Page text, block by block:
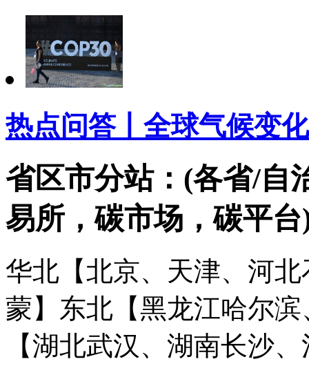
热点问答丨全球气候变
省区市分站：(各省/自
易所，碳市场，碳平台
华北【北京、天津、河
蒙】 东北【黑龙江哈尔
【湖北武汉、湖南长沙